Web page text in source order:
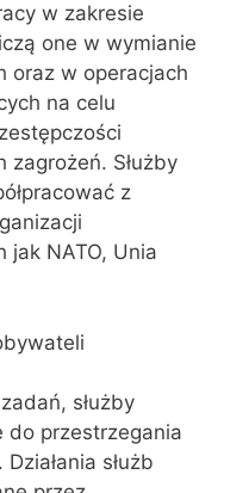
w zakresie
one w wymianie
oraz w operacjach
na celu
zagrożeń. Służby
z
jak NATO, Unia
służby
do przestrzegania
służb